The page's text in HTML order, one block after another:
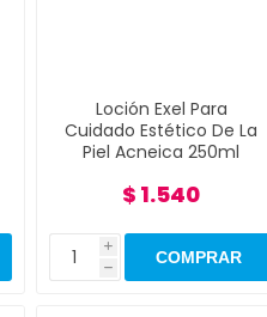
Loción Exel Para
Cuidado Estético De La
Piel Acneica 250ml
$ 1.540
i
h